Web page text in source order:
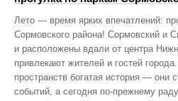
Лето — время ярких впечатлений:
Сормовского района! Сормовский и
и расположены вдали от центра
привлекают жителей и гостей
пространств богатая история — они
событий, а сегодня по‑прежнему